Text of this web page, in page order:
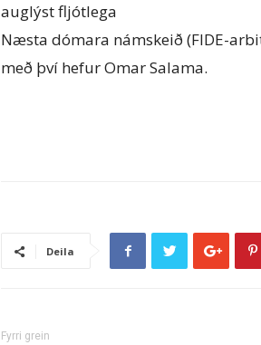
auglýst fljótlega
Næsta dómara námskeið (FIDE-
með því hefur Omar Salama.
Deila
Fyrri grein